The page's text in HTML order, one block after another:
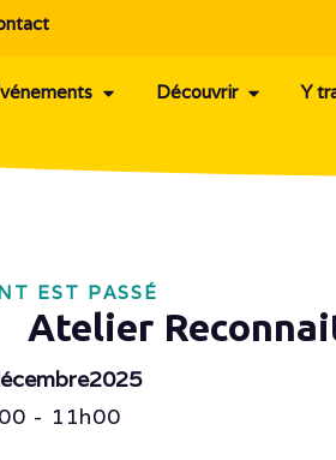
Découvrir Y
EST PASSÉ
Atelier
2025
00 - 11h00